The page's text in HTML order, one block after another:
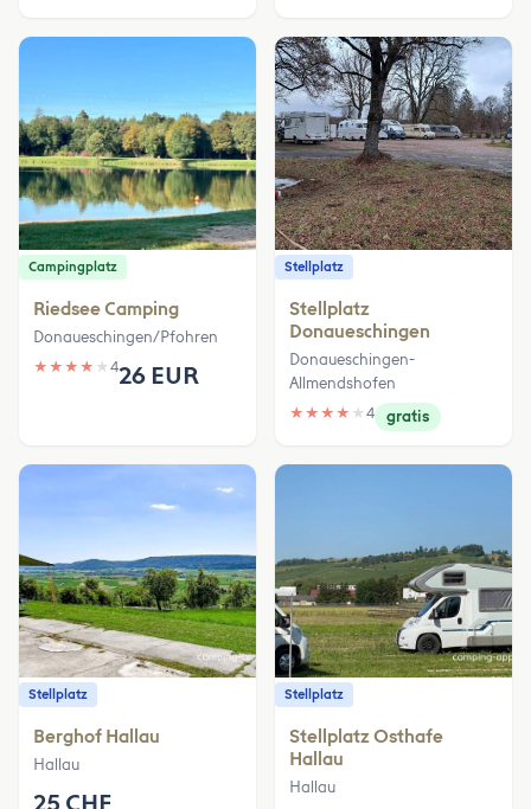
Campingplatz
Riedsee Camping
Donaueschingen/Pfohren
★ ★ ★ ★ ★ 426 EUR
Stellplatz
Stellplatz
Donaueschingen
Donaueschingen-
Allmendshofen
★ ★ ★ ★ ★ 4 gratis
Stellplatz
Berghof Hallau
Hallau
25 CHF
Stellplatz
Stellplatz Osthafe
Hallau
Hallau